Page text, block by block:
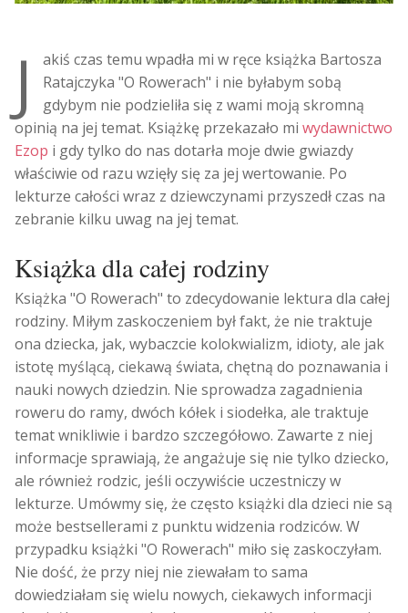
J
akiś czas temu wpadła mi w ręce książka Bartosza
Ratajczyka "O Rowerach" i nie byłabym sobą
gdybym nie podzieliła się z wami moją skromną
opinią na jej temat. Książkę przekazało mi wydawnictwo
Ezop i gdy tylko do nas dotarła moje dwie gwiazdy
właściwie od razu wzięły się za jej wertowanie. Po
lekturze całości wraz z dziewczynami przyszedł czas na
zebranie kilku uwag na jej temat.
Książka dla całej rodziny
Książka "O Rowerach" to zdecydowanie lektura dla całej
rodziny. Miłym zaskoczeniem był fakt, że nie traktuje
ona dziecka, jak, wybaczcie kolokwializm, idioty, ale jak
istotę myślącą, ciekawą świata, chętną do poznawania i
nauki nowych dziedzin. Nie sprowadza zagadnienia
roweru do ramy, dwóch kółek i siodełka, ale traktuje
temat wnikliwie i bardzo szczegółowo. Zawarte z niej
informacje sprawiają, że angażuje się nie tylko dziecko,
ale również rodzic, jeśli oczywiście uczestniczy w
lekturze. Umówmy się, że często książki dla dzieci nie są
może bestsellerami z punktu widzenia rodziców. W
przypadku książki "O Rowerach" miło się zaskoczyłam.
Nie dość, że przy niej nie ziewałam to sama
dowiedziałam się wielu nowych, ciekawych informacji